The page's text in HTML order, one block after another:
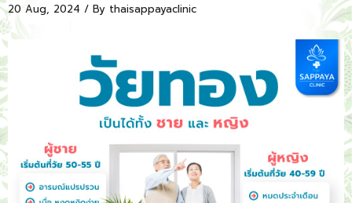
โปรโมชั่น
Wellness & แพทย์ทางเลือก
ติดต่อ/จองคิว
20 Aug, 2024 / By thaisappayaclinic